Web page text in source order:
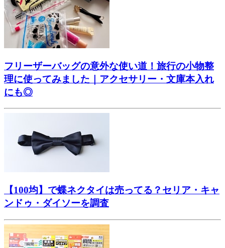
フリーザーバッグの意外な使い道！旅行の小物整
理に使ってみました｜アクセサリー・文庫本入れ
にも◎
【100均】で蝶ネクタイは売ってる？セリア・キャ
ンドゥ・ダイソーを調査